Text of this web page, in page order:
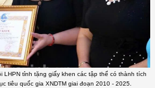
LHPN tỉnh tặng giấy khen các tập thể có thành tích
tiêu quốc gia XNDTM giai đoạn 2010 - 2025.